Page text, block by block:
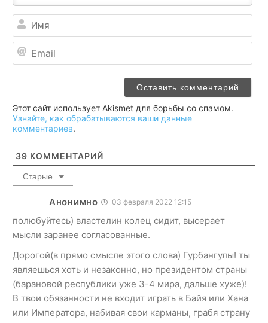
Этот сайт использует Akismet для борьбы со спамом.
Узнайте, как обрабатываются ваши данные
комментариев.
39 КОММЕНТАРИЙ
Старые
Анонимно 03 февраля 2022 12:15
полюбуйтесь) властелин колец сидит, высерает
мысли заранее согласованные.
Дорогой(в прямо смысле этого слова) Гурбангулы! ты
являешься хоть и незаконно, но президентом страны
(барановой республики уже 3-4 мира, дальше хуже)!
В твои обязанности не входит играть в Байя или Хана
или Императора, набивая свои карманы, грабя страну